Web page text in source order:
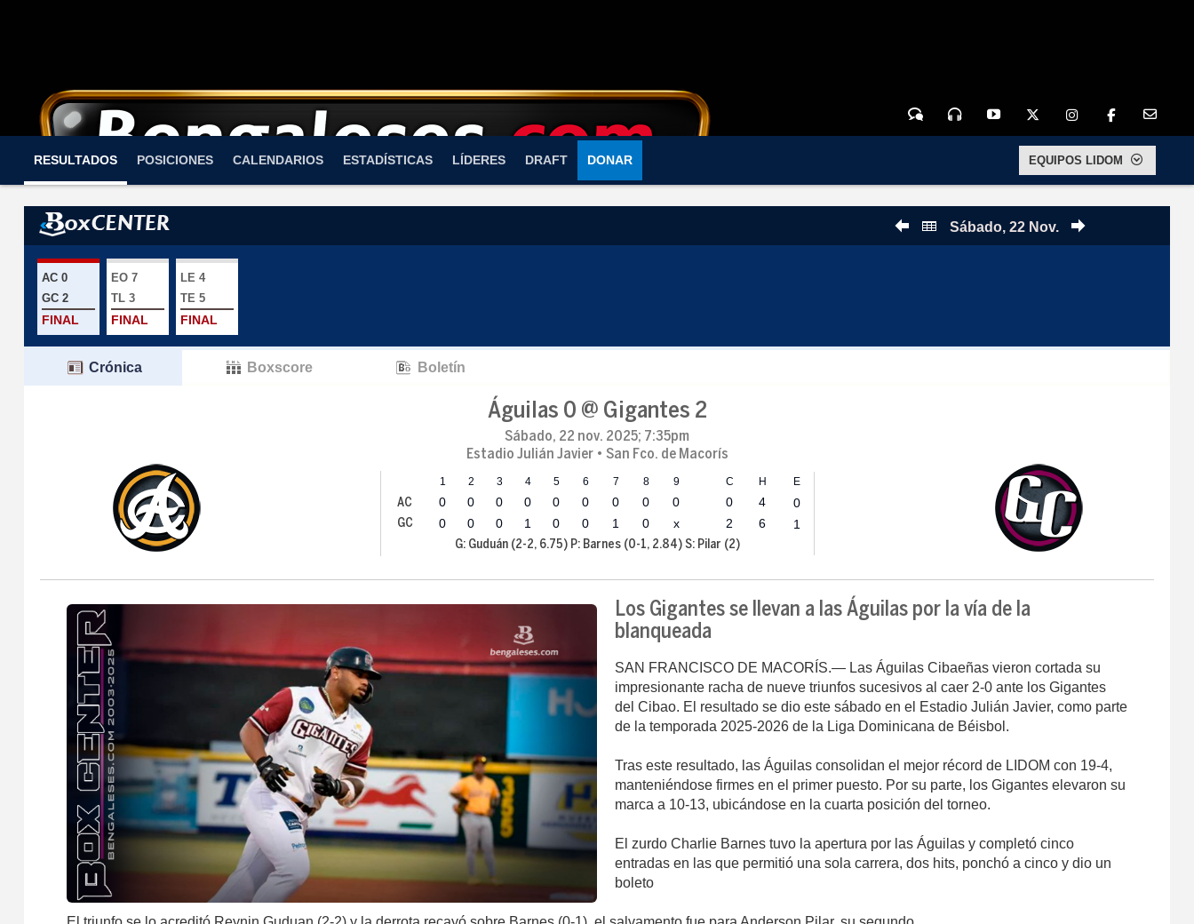
EQUIPOS LIDOM
RESULTADOS POSICIONES CALENDARIOS ESTADÍSTICAS LÍDERES DRAFT DONAR
Sábado, 22 Nov.
AC 0
GC 2
FINAL
EO 7
TL 3
FINAL
LE 4
TE 5
FINAL
Crónica Boxscore Boletín
Águilas 0 @ Gigantes 2
Sábado, 22 nov. 2025; 7:35pm
Estadio Julián Javier • San Fco. de Macorís
1 2 3 4 5 6 7 8 9 C H E
AC 0 0 0 0 0 0 0 0 0 0 4 0
GC 0 0 0 1 0 0 1 0 x 2 6 1
G: Guduán (2-2, 6.75) P: Barnes (0-1, 2.84) S: Pilar (2)
Los Gigantes se llevan a las Águilas por la vía de la
blanqueada
SAN FRANCISCO DE MACORÍS.— Las Águilas Cibaeñas vieron cortada su
impresionante racha de nueve triunfos sucesivos al caer 2-0 ante los Gigantes
del Cibao. El resultado se dio este sábado en el Estadio Julián Javier, como parte
de la temporada 2025-2026 de la Liga Dominicana de Béisbol.
Tras este resultado, las Águilas consolidan el mejor récord de LIDOM con 19-4,
manteniéndose firmes en el primer puesto. Por su parte, los Gigantes elevaron su
marca a 10-13, ubicándose en la cuarta posición del torneo.
El zurdo Charlie Barnes tuvo la apertura por las Águilas y completó cinco
entradas en las que permitió una sola carrera, dos hits, ponchó a cinco y dio un
boleto